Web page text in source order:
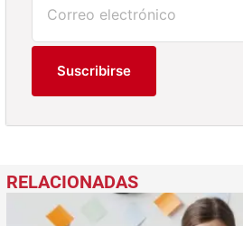
Suscribirse